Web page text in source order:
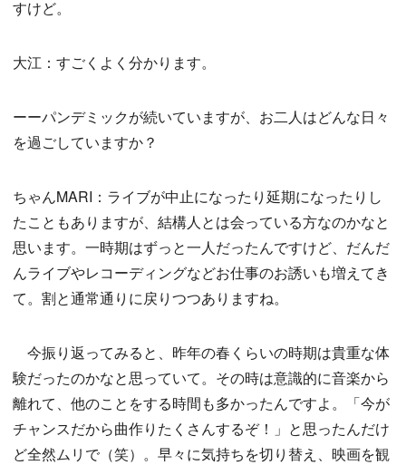
すけど。
大江：すごくよく分かります。
ーーパンデミックが続いていますが、お二人はどんな日々
を過ごしていますか？
ちゃんMARI：ライブが中止になったり延期になったりし
たこともありますが、結構人とは会っている方なのかなと
思います。一時期はずっと一人だったんですけど、だんだ
んライブやレコーディングなどお仕事のお誘いも増えてき
て。割と通常通りに戻りつつありますね。
今振り返ってみると、昨年の春くらいの時期は貴重な体
験だったのかなと思っていて。その時は意識的に音楽から
離れて、他のことをする時間も多かったんですよ。「今が
チャンスだから曲作りたくさんするぞ！」と思ったんだけ
ど全然ムリで（笑）。早々に気持ちを切り替え、映画を観